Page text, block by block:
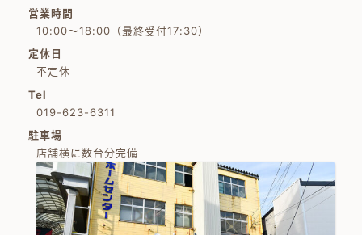
営業時間
10:00～18:00（最終受付17:30）
定休日
不定休
Tel
019-623-6311
駐車場
店舗横に数台分完備